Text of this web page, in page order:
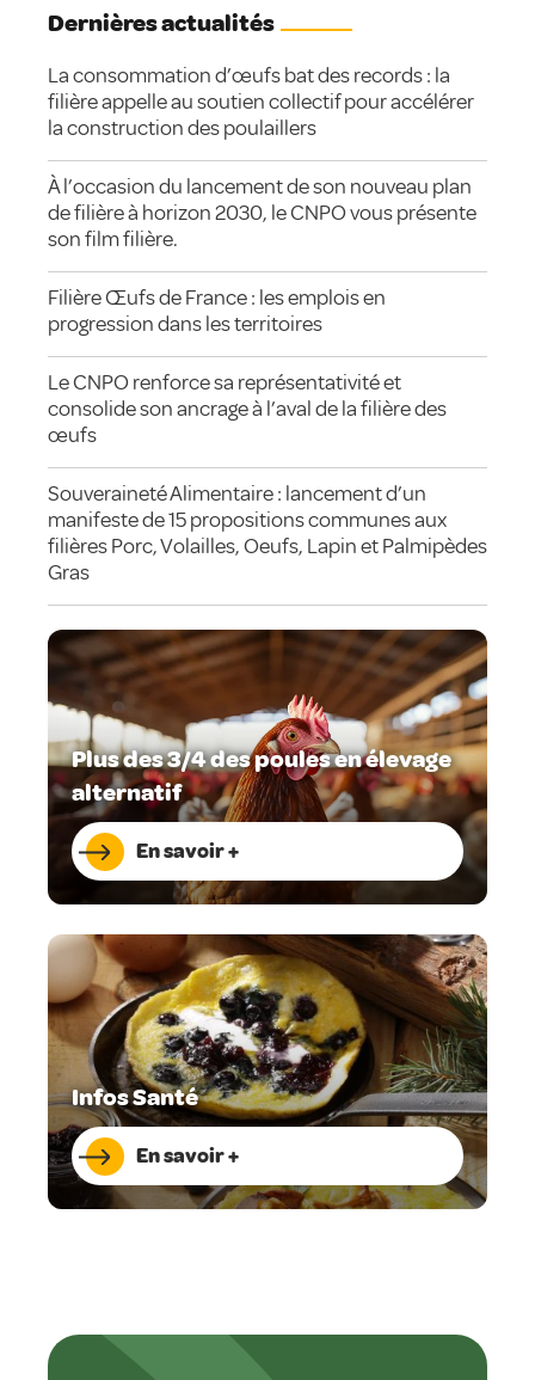
Dernières actualités
La consommation d’œufs bat des records : la
filière appelle au soutien collectif pour accélérer
la construction des poulaillers
À l’occasion du lancement de son nouveau plan
de filière à horizon 2030, le CNPO vous présente
son film filière.
Filière Œufs de France : les emplois en
progression dans les territoires
Le CNPO renforce sa représentativité et
consolide son ancrage à l’aval de la filière des
œufs
Souveraineté Alimentaire : lancement d’un
manifeste de 15 propositions communes aux
filières Porc, Volailles, Oeufs, Lapin et Palmipèdes
Gras
Plus des 3/4 des poules en élevage
alternatif
En savoir +
Infos Santé
En savoir +